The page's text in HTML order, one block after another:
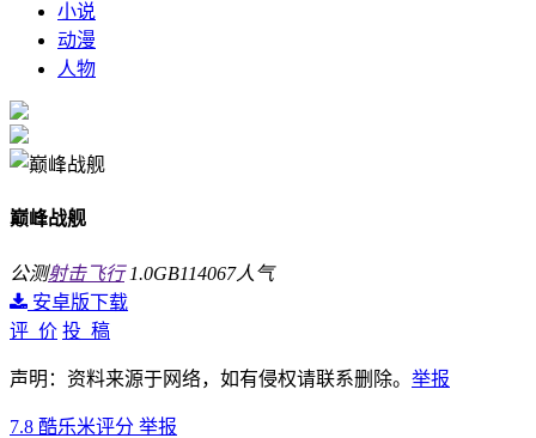
小说
动漫
人物
巅峰战舰
公测射击飞行 1.0GB114067人气
安卓版下载
评 价 投 稿
声明：资料来源于网络，如有侵权请联系删除。 举报
7.8 酷乐米评分 举报